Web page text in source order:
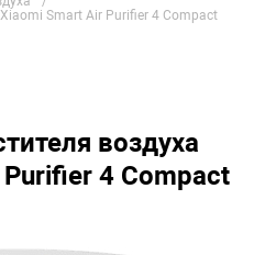
Smart Air Purifier 4 Compact
воздуха
4 Compact